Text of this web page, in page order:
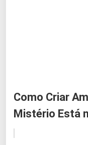
Como Criar
Mistério Está